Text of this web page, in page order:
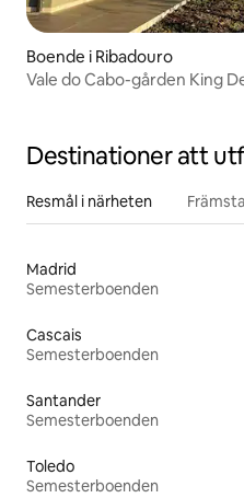
Boende i Ribadouro
Vale do
Destinationer att
Resmål i närheten
Madrid
Semesterboenden
Cascais
Semesterboenden
Santander
Semesterboenden
Toledo
Semesterboenden